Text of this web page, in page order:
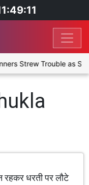
Strew Trouble as
रहकर धरती पर लौटे